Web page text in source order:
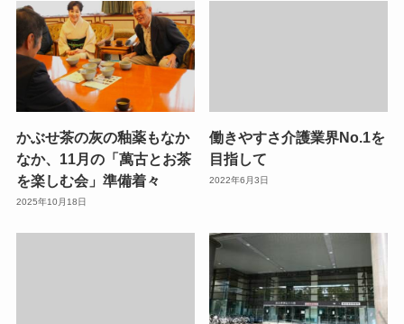
かぶせ茶の灰の釉薬もなか
なか、11月の「萬古とお茶
を楽しむ会」準備着々
2025年10月18日
働きやすさ介護業界No.1を
目指して
2022年6月3日